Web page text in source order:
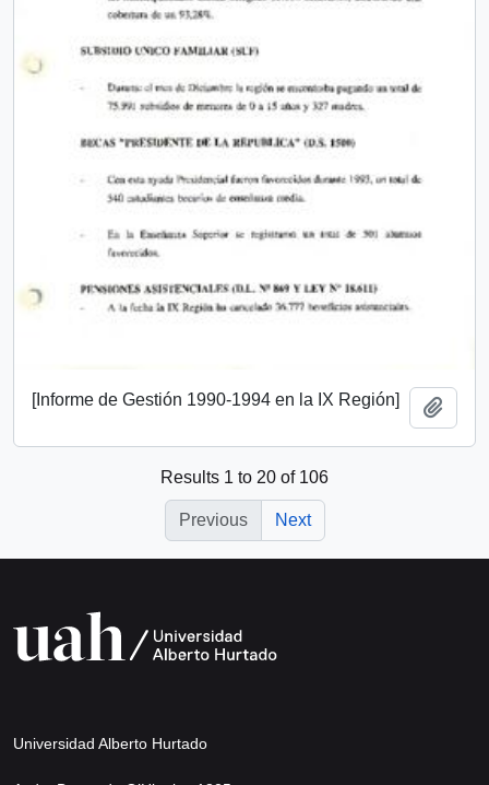
[Informe de Gestión 1990-1994 en la IX Región]
Results 1 to 20 of 106
Previous Next
Universidad Alberto Hurtado